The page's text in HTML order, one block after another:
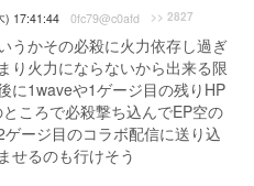
) 17:41:44 0fc79@c0afd >> 2827
うかその必殺に火力依存し過ぎ
り火力にならないから出来る限
に1waveや1ゲージ目の残りHP
ころで必殺撃ち込んでEP空の
ージ目のコラボ配信に送り込
せるのも行けそう